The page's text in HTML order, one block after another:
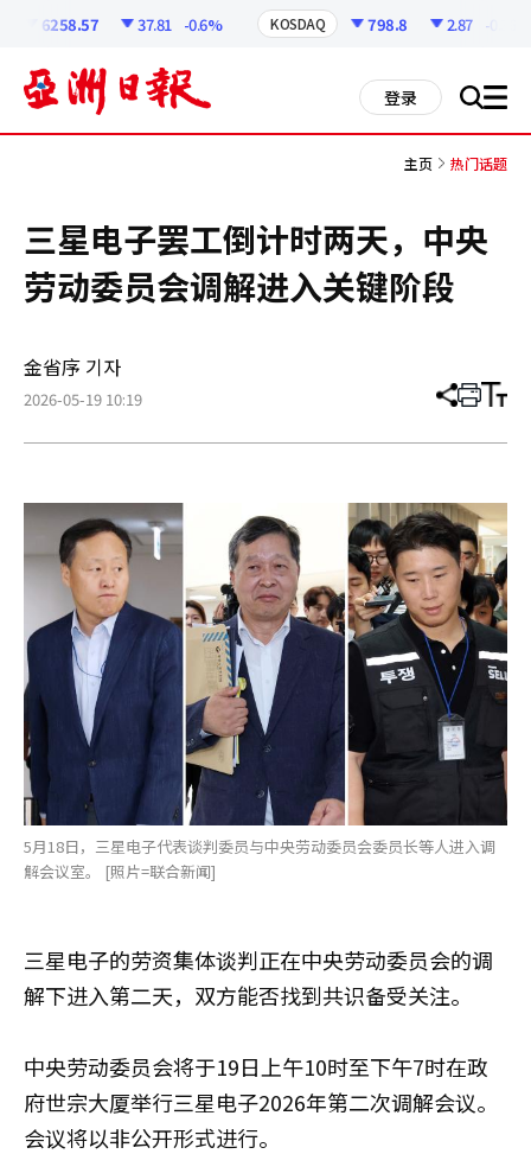
6258.57 37.81 -0.6% KOSDAQ 798.8 2.87 -0.36%
登录 搜 all
主页 热门话题
三星电子罢工倒计时两天，中央
劳动委员会调解进入关键阶段
金省序 기자
2026-05-19 10:19 分
章
打 调
小
5月18日，三星电子代表谈判委员与中央劳动委员会委员长等人进入调
解会议室。 [照片=联合新闻]
三星电子的劳资集体谈判正在中央劳动委员会的调
解下进入第二天，双方能否找到共识备受关注。
中央劳动委员会将于19日上午10时至下午7时在政
府世宗大厦举行三星电子2026年第二次调解会议。
会议将以非公开形式进行。